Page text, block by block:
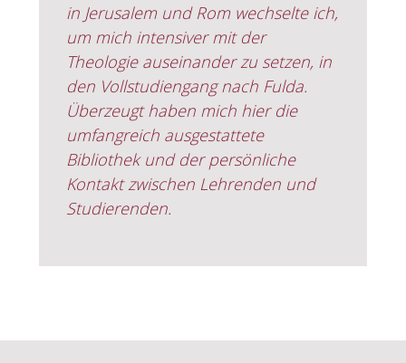
in Jerusalem und Rom wechselte ich,
um mich intensiver mit der
Theologie auseinander zu setzen, in
den Vollstudiengang nach Fulda.
Überzeugt haben mich hier die
umfangreich ausgestattete
Bibliothek und der persönliche
Kontakt zwischen Lehrenden und
Studierenden.